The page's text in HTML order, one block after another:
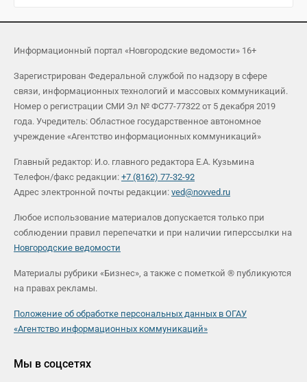
Информационный портал «Новгородские ведомости» 16+
Зарегистрирован Федеральной службой по надзору в сфере
связи, информационных технологий и массовых коммуникаций.
Номер о регистрации СМИ Эл № ФС77-77322 от 5 декабря 2019
года. Учредитель: Областное государственное автономное
учреждение «Агентство информационных коммуникаций»
Главный редактор: И.о. главного редактора Е.А. Кузьмина
Телефон/факс редакции: +7 (8162) 77-32-92
Адрес электронной почты редакции: ved@novved.ru
Любое использование материалов допускается только при
соблюдении правил перепечатки и при наличии гиперссылки на
Новгородские ведомости
Материалы рубрики «Бизнес», а также с пометкой ® публикуются
на правах рекламы.
Положение об обработке персональных данных в ОГАУ
«Агентство информационных коммуникаций»
Мы в соцсетях